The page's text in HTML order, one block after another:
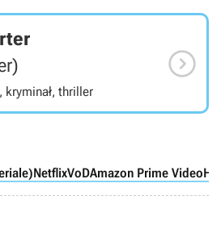
jednak nowe zagrożenie.
kryminał, thriller

NetflixVoDAmazon Prime Video